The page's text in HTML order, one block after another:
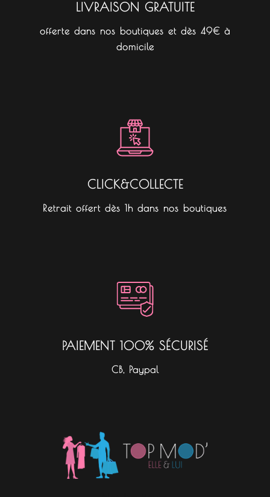
LIVRAISON GRATUITE
offerte dans nos boutiques et dès 49€ à
domicile
CLICK&COLLECTE
Retrait offert dès 1h dans nos boutiques
PAIEMENT 100% SÉCURISÉ
CB, Paypal